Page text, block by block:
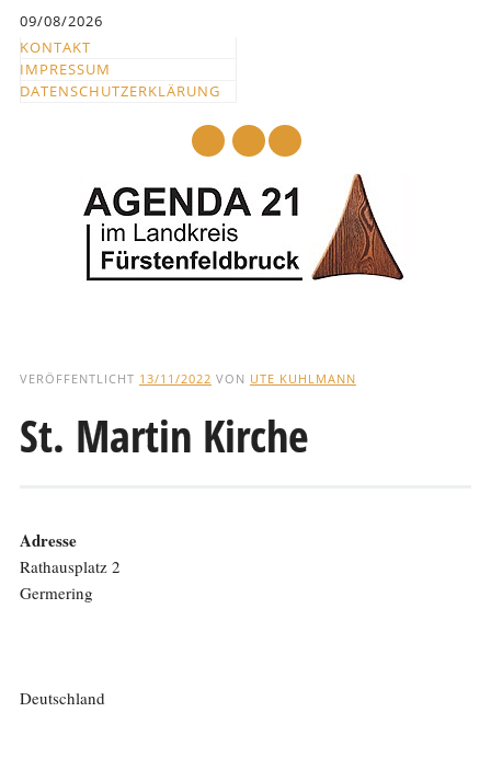
springen
09/08/2026
KONTAKT
IMPRESSUM
DATENSCHUTZERKLÄRUNG
und
Text
VERÖFFENTLICHT 13/11/2022 VON UTE KUHLMANN
St. Martin Kirche
Adresse
Rathausplatz 2
Germering
Deutschland